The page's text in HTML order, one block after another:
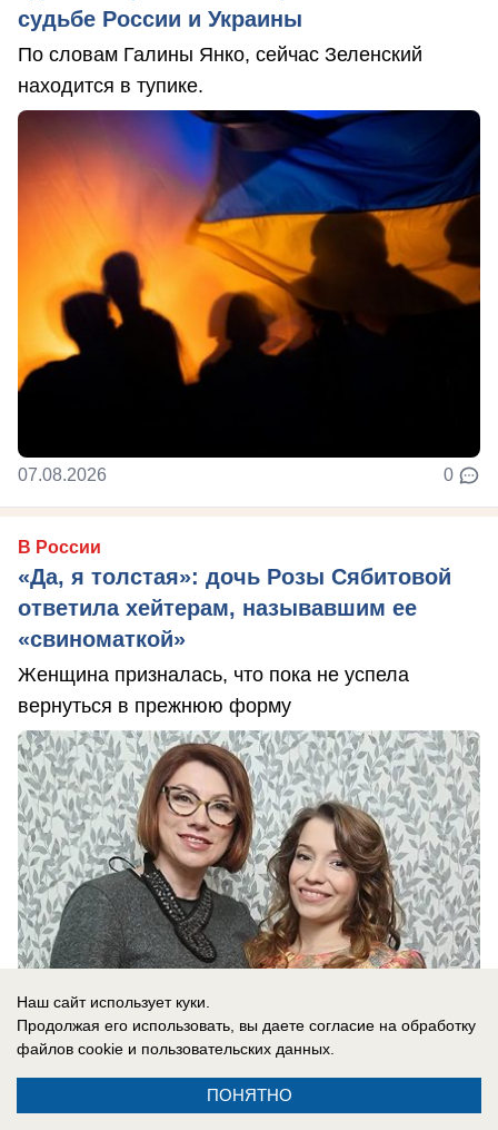
судьбе России и Украины
По словам Галины Янко, сейчас Зеленский
находится в тупике.
07.08.2026 0
В России
«Да, я толстая»: дочь Розы Сябитовой
ответила хейтерам, называвшим ее
«свиноматкой»
Женщина призналась, что пока не успела
вернуться в прежнюю форму
Наш сайт использует куки.
Продолжая его использовать, вы даете согласие на обработку
файлов cookie и пользовательских данных.
ПОНЯТНО